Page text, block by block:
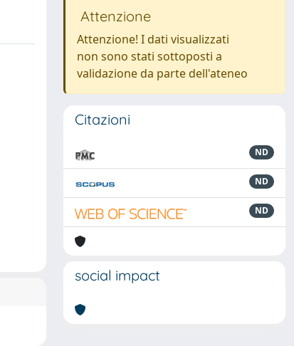
Attenzione
Attenzione! I dati visualizzati
non sono stati sottoposti a
validazione da parte dell'ateneo
Citazioni
ND
ND
ND
social impact